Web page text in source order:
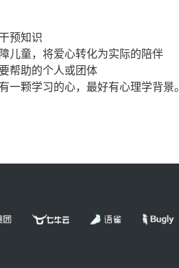
预知识
儿童，将爱心转化为实际的陪伴
帮助的个人或团体
颗学习的心，最好有心理学背景。